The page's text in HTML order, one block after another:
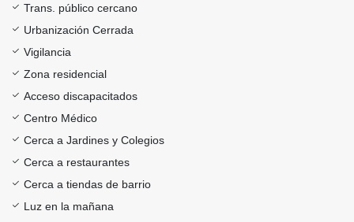
Trans. público cercano
Urbanización Cerrada
Vigilancia
Zona residencial
Acceso discapacitados
Centro Médico
Cerca a Jardines y Colegios
Cerca a restaurantes
Cerca a tiendas de barrio
Luz en la mañana